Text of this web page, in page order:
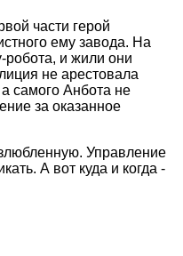
части герой
ему завода. На
робота, и жили они
не арестовала
самого Анбота не
за оказанное
Управление
А вот куда и когда -